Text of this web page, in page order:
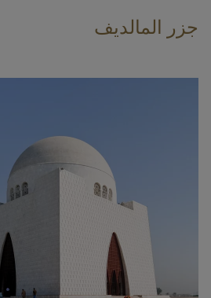
جزر المالديف